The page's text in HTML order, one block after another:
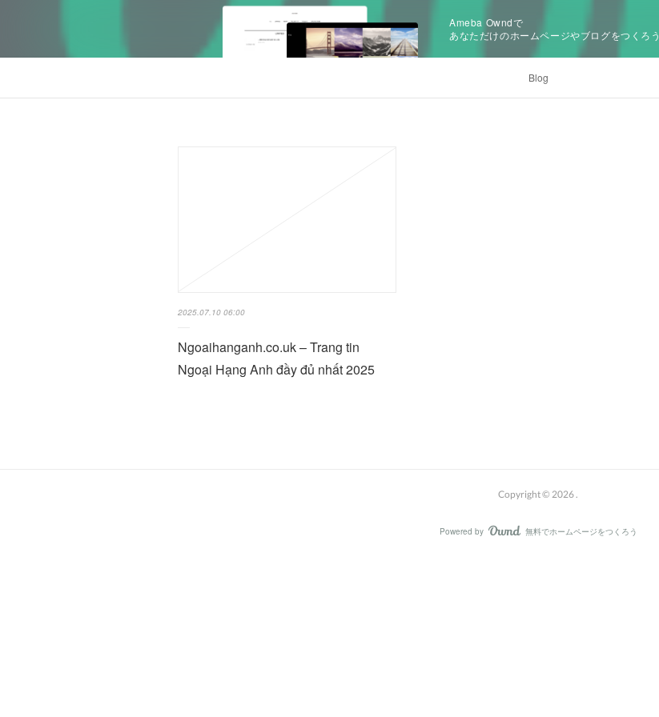
Ameba Owndで
あなただけのホームページやブログをつくろう
Blog
2025.07.10 06:00
Ngoaihanganh.co.uk – Trang tin
Ngoại Hạng Anh đầy đủ nhất 2025
Copyright © 2026.
Powered by AmebaOwnd
無料でホームページをつくろう